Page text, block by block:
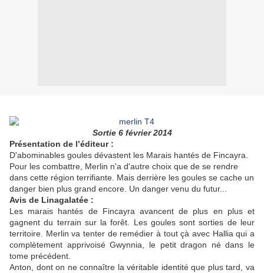
Sortie 6 février 2014
Présentation de l’éditeur :
D'abominables goules dévastent les Marais hantés de Fincayra.
Pour les combattre, Merlin n'a d'autre choix que de se rendre
dans cette région terrifiante. Mais derrière les goules se cache un
danger bien plus grand encore. Un danger venu du futur...
Avis de Linagalatée :
Les marais hantés de Fincayra avancent de plus en plus et
gagnent du terrain sur la forêt. Les goules sont sorties de leur
territoire. Merlin va tenter de remédier à tout çà avec Hallia qui a
complètement apprivoisé Gwynnia, le petit dragon né dans le
tome précédent.
Anton, dont on ne connaître la véritable identité que plus tard, va